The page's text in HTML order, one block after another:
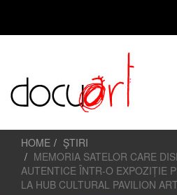
HOME
ŞTIRI
MEMORIA SATELOR CARE
AUTENTICE ÎNTR-O EXPOZIȚIE
LA HUB CULTURAL PAVILION